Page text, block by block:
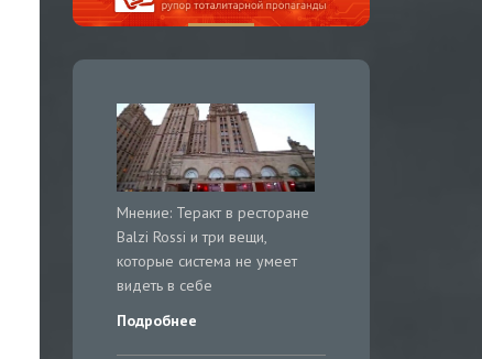
Мнение: Теракт в ресторане
Balzi Rossi и три вещи,
которые система не умеет
видеть в себе
Подробнее